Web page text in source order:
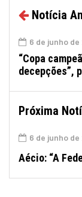
Notícia
6 de junho de
“Copa
decepções”,
Próxima
6 de junho de
Aécio: “A